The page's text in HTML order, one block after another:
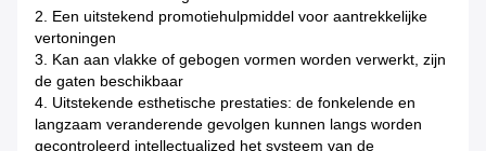
2. Een uitstekend promotiehulpmiddel voor aantrekkelijke
vertoningen
3. Kan aan vlakke of gebogen vormen worden verwerkt, zijn
de gaten beschikbaar
4. Uitstekende esthetische prestaties: de fonkelende en
langzaam veranderende gevolgen kunnen langs worden
gecontroleerd intellectualized het systeem van de